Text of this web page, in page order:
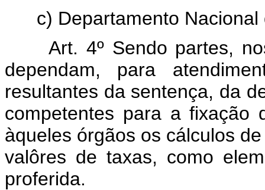
c) Departamento
Art. 4º Sendo partes,
dependam, para
resultantes da sentença, da
competentes para a fixação
àqueles órgãos os cálculos
valôres de taxas, como
proferida.